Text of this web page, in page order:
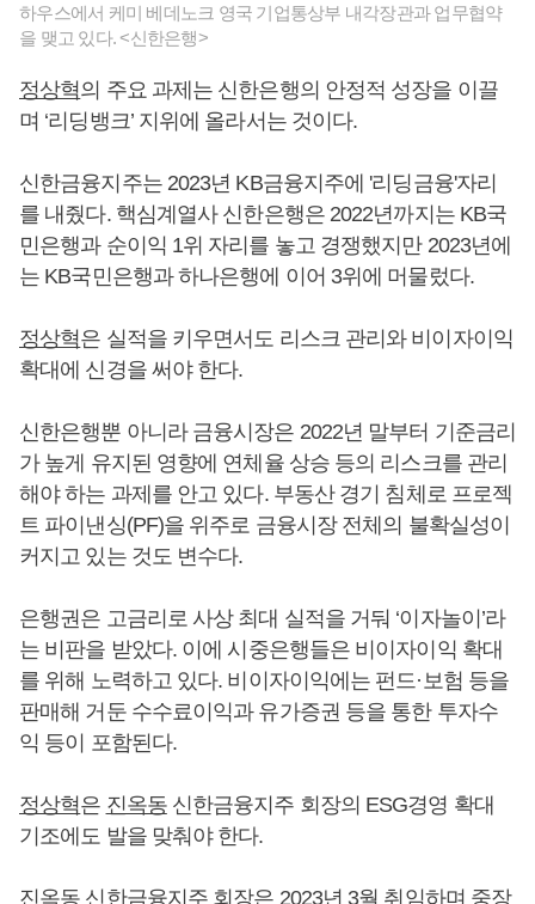
하우스에서 케미 베데노크 영국 기업통상부 내각장관과 업무협약
을 맺고 있다. <신한은행>
정상혁의 주요 과제는 신한은행의 안정적 성장을 이끌
며 ‘리딩뱅크’ 지위에 올라서는 것이다.
신한금융지주는 2023년 KB금융지주에 '리딩금융'자리
를 내줬다. 핵심계열사 신한은행은 2022년까지는 KB국
민은행과 순이익 1위 자리를 놓고 경쟁했지만 2023년에
는 KB국민은행과 하나은행에 이어 3위에 머물렀다.
정상혁은 실적을 키우면서도 리스크 관리와 비이자이익
확대에 신경을 써야 한다.
신한은행뿐 아니라 금융시장은 2022년 말부터 기준금리
가 높게 유지된 영향에 연체율 상승 등의 리스크를 관리
해야 하는 과제를 안고 있다. 부동산 경기 침체로 프로젝
트 파이낸싱(PF)을 위주로 금융시장 전체의 불확실성이
커지고 있는 것도 변수다.
은행권은 고금리로 사상 최대 실적을 거둬 ‘이자놀이’라
는 비판을 받았다. 이에 시중은행들은 비이자이익 확대
를 위해 노력하고 있다. 비이자이익에는 펀드·보험 등을
판매해 거둔 수수료이익과 유가증권 등을 통한 투자수
익 등이 포함된다.
정상혁은 진옥동신한금융지주 회장의 ESG경영 확대
기조에도 발을 맞춰야 한다.
진옥동 신한금융지주 회장은 2023년 3월 취임하며 중장